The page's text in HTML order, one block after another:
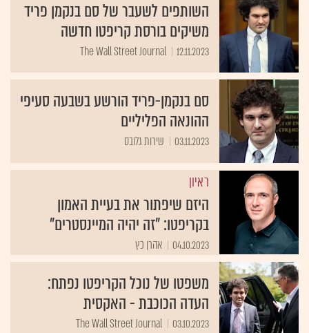
השותפים לשעבר של סם בנקמן פריד
משיקים בורסת קריפטו חדשה
12.11.2023
The Wall Street Journal
סם בנקמן-פריד הורשע בשבעה סעיפי
ההונאה הפליליים
03.11.2023 שירות גלובס
ראיון
היזם שיפתור את בעיית האמון
בקריפטו: "זה יהיה המיינסטרים"
04.10.2023 אהרן כץ
משפטו של נוכל הקריפטו נפתח:
העדה הכוכבת - האקסית
03.10.2023
The Wall Street Journal